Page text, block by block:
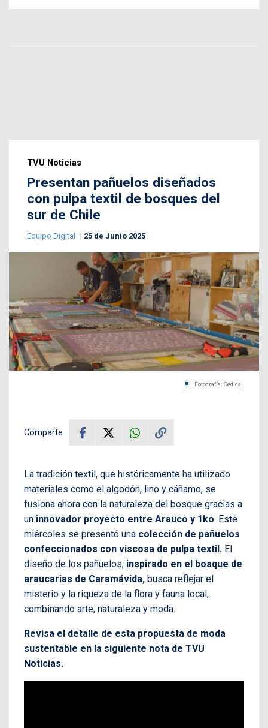
TVU Noticias
Presentan pañuelos diseñados
con pulpa textil de bosques del
sur de Chile
Equipo Digital 25 de Junio 2025
Fotografía: Cedida
Comparte
La tradición textil, que históricamente ha utilizado
materiales como el algodón, lino y cáñamo, se
fusiona ahora con la naturaleza del bosque gracias a
un innovador proyecto entre Arauco y 1ko. Este
miércoles se presentó una colección de pañuelos
confeccionados con viscosa de pulpa textil. El
diseño de los pañuelos, inspirado en el bosque de
araucarias de Caramávida, busca reflejar el
misterio y la riqueza de la flora y fauna local,
combinando arte, naturaleza y moda.
Revisa el detalle de esta propuesta de moda
sustentable en la siguiente nota de TVU
Noticias.